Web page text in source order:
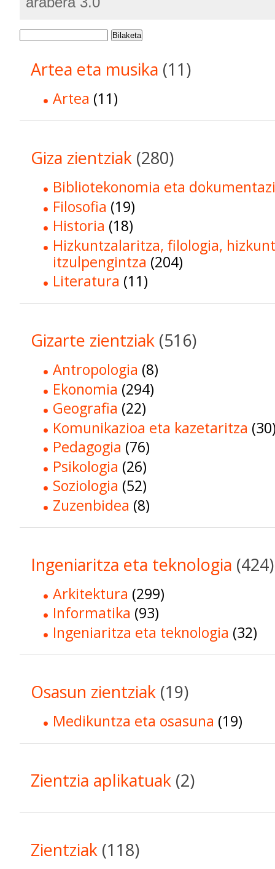
Bilaketa
Artea eta musika (11)
Artea (11)
Giza zientziak (280)
Bibliotekonomia eta
Filosofia (19)
Historia (18)
Hizkuntzalaritza, filologia,
itzulpengintza (204)
Literatura (11)
Gizarte zientziak (516)
Antropologia (8)
Ekonomia (294)
Geografia (22)
Komunikazioa eta kazetaritza
Pedagogia (76)
Psikologia (26)
Soziologia (52)
Zuzenbidea (8)
Ingeniaritza eta teknologia (424)
Arkitektura (299)
Informatika (93)
Ingeniaritza eta teknologia (32)
Osasun zientziak (19)
Medikuntza eta osasuna (19)
Zientzia aplikatuak (2)
Zientziak (118)